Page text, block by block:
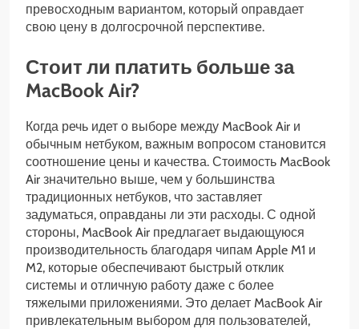
превосходным вариантом, который оправдает
свою цену в долгосрочной перспективе.
Стоит ли платить больше за
MacBook Air?
Когда речь идет о выборе между MacBook Air и
обычным нетбуком, важным вопросом становится
соотношение цены и качества. Стоимость MacBook
Air значительно выше, чем у большинства
традиционных нетбуков, что заставляет
задуматься, оправданы ли эти расходы. С одной
стороны, MacBook Air предлагает выдающуюся
производительность благодаря чипам Apple M1 и
M2, которые обеспечивают быстрый отклик
системы и отличную работу даже с более
тяжелыми приложениями. Это делает MacBook Air
привлекательным выбором для пользователей,